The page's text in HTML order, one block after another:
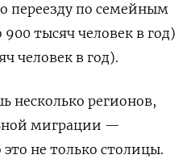
переезду по семейным
900 тысяч человек в год)
человек в год).
несколько регионов,
миграции —
не только столицы.